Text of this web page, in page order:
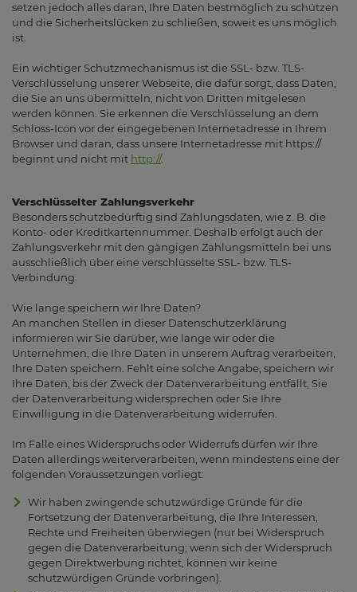
setzen jedoch alles daran, Ihre Daten bestmöglich zu schützen
und die Sicherheitslücken zu schließen, soweit es uns möglich
ist.
Ein wichtiger Schutzmechanismus ist die SSL- bzw. TLS-
Verschlüsselung unserer Webseite, die dafür sorgt, dass Daten,
die Sie an uns übermitteln, nicht von Dritten mitgelesen
werden können. Sie erkennen die Verschlüsselung an dem
Schloss-Icon vor der eingegebenen Internetadresse in Ihrem
Browser und daran, dass unsere Internetadresse mit https://
beginnt und nicht mit http://.
Verschlüsselter Zahlungsverkehr
Besonders schutzbedürftig sind Zahlungsdaten, wie z. B. die
Konto- oder Kreditkartennummer. Deshalb erfolgt auch der
Zahlungsverkehr mit den gängigen Zahlungsmitteln bei uns
ausschließlich über eine verschlüsselte SSL- bzw. TLS-
Verbindung.
Wie lange speichern wir Ihre Daten?
An manchen Stellen in dieser Datenschutzerklärung
informieren wir Sie darüber, wie lange wir oder die
Unternehmen, die Ihre Daten in unserem Auftrag verarbeiten,
Ihre Daten speichern. Fehlt eine solche Angabe, speichern wir
Ihre Daten, bis der Zweck der Datenverarbeitung entfällt, Sie
der Datenverarbeitung widersprechen oder Sie Ihre
Einwilligung in die Datenverarbeitung widerrufen.
Im Falle eines Widerspruchs oder Widerrufs dürfen wir Ihre
Daten allerdings weiterverarbeiten, wenn mindestens eine der
folgenden Voraussetzungen vorliegt:
Wir haben zwingende schutzwürdige Gründe für die
Fortsetzung der Datenverarbeitung, die Ihre Interessen,
Rechte und Freiheiten überwiegen (nur bei Widerspruch
gegen die Datenverarbeitung; wenn sich der Widerspruch
gegen Direktwerbung richtet, können wir keine
schutzwürdigen Gründe vorbringen).